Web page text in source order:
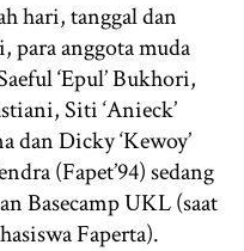
hari, tanggal dan
para anggota muda
‘Epul’ Bukhori,
Siti ‘Anieck’
dan Dicky ‘Kewoy’
(Fapet’94) sedang
Basecamp UKL (saat
Faperta).